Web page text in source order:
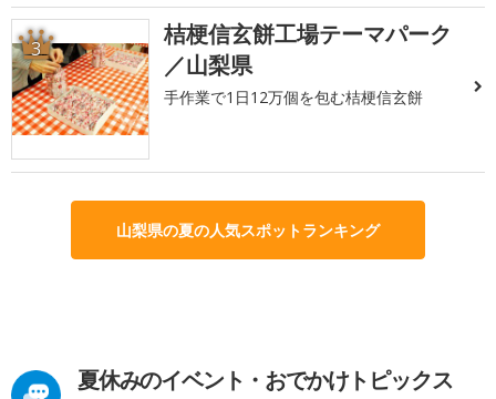
3
桔梗信玄餅工場テーマパーク
／山梨県
手作業で1日12万個を包む桔梗信玄餅
山梨県の夏の人気スポットランキング
夏休みのイベント・おでかけトピックス